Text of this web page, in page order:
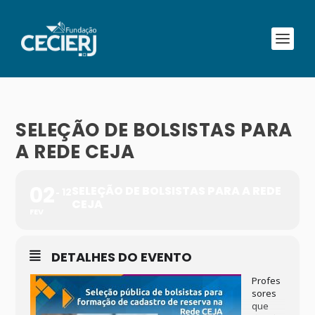
SELEÇÃO DE BOLSISTAS PARA
A REDE CEJA
DETALHES DO EVENTO
Profes
sores
que